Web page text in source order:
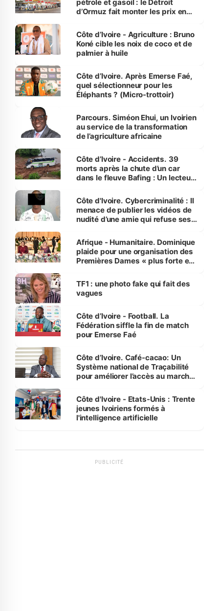
pétrole et gasoil : le Détroit
d’Ormuz fait monter les prix en
Côte d’Ivoire - Agriculture : Bruno
Koné cible les noix de coco et de
palmier à huile
Côte d’Ivoire. Après Emerse Faé,
quel sélectionneur pour les
Éléphants ? (Micro-trottoir)
Parcours. Siméon Ehui, un Ivoirien
au service de la transformation
de l’agriculture africaine
Côte d’Ivoire - Accidents. 39
morts après la chute d’un car
dans le fleuve Bafing : Un lecteur
des Transports
Côte d'Ivoire. Cybercriminalité : Il
menace de publier les vidéos de
nudité d’une amie qui refuse ses
Afrique - Humanitaire. Dominique
plaide pour une organisation des
Premières Dames « plus forte et
sur la scène internationale »
TF1 : une photo fake qui fait des
vagues
Côte d’Ivoire - Football. La
Fédération siffle la fin de match
pour Emerse Faé
Côte d’Ivoire. Café-cacao: Un
Système national de Traçabilité
pour améliorer l’accès au marché
Côte d'Ivoire - Etats-Unis : Trente
jeunes Ivoiriens formés à
l'intelligence artificielle
PUBLICITÉ